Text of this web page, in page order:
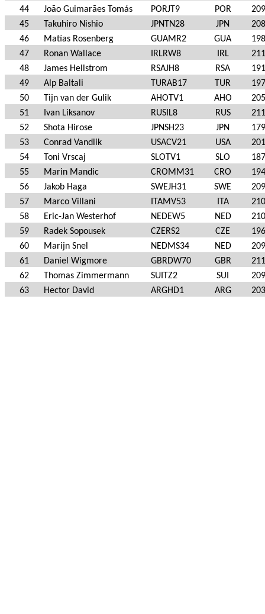
44
João Guimarães Tomás PORJT9 POR
45
Takuhiro Nishio JPNTN28 JPN
46
Matías Rosenberg GUAMR2 GUA
47
Ronan Wallace IRLRW8 IRL
48
James Hellstrom RSAJH8 RSA
49
Alp Baltali TURAB17 TUR
50
Tijn van der Gulik AHOTV1 AHO
51
Ivan Liksanov RUSIL8 RUS
52
Shota Hirose JPNSH23 JPN
53
Conrad Vandlik USACV21 USA
54
Toni Vrscaj SLOTV1 SLO
55
Marin Mandic CROMM31 CRO
56
Jakob Haga SWEJH31 SWE
57
Marco Villani ITAMV53 ITA
58
Eric-Jan Westerhof NEDEW5 NED
59
Radek Sopousek CZERS2 CZE
60
Marijn Snel NEDMS34 NED
61
Daniel Wigmore GBRDW70 GBR
62
Thomas Zimmermann SUITZ2 SUI
63
Hector David ARGHD1 ARG